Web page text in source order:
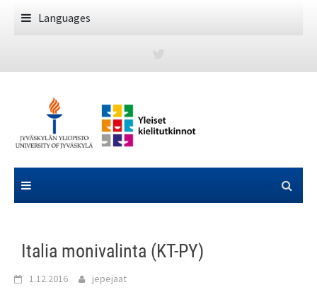
Languages
Italia monivalinta (KT-PY)
1.12.2016 jepejaat